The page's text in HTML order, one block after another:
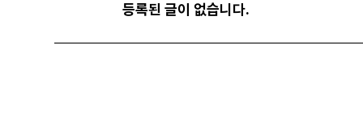
등록된 글이 없습니다.